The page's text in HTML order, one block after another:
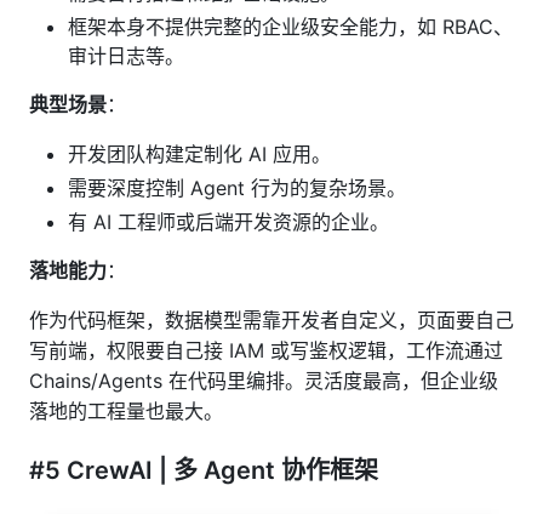
框架本身不提供完整的企业级安全能力，如 RBAC、
审计日志等。
典型场景：
开发团队构建定制化 AI 应用。
需要深度控制 Agent 行为的复杂场景。
有 AI 工程师或后端开发资源的企业。
落地能力：
作为代码框架，数据模型需靠开发者自定义，页面要自己
写前端，权限要自己接 IAM 或写鉴权逻辑，工作流通过
Chains/Agents 在代码里编排。灵活度最高，但企业级
落地的工程量也最大。
#5 CrewAI | 多 Agent 协作框架